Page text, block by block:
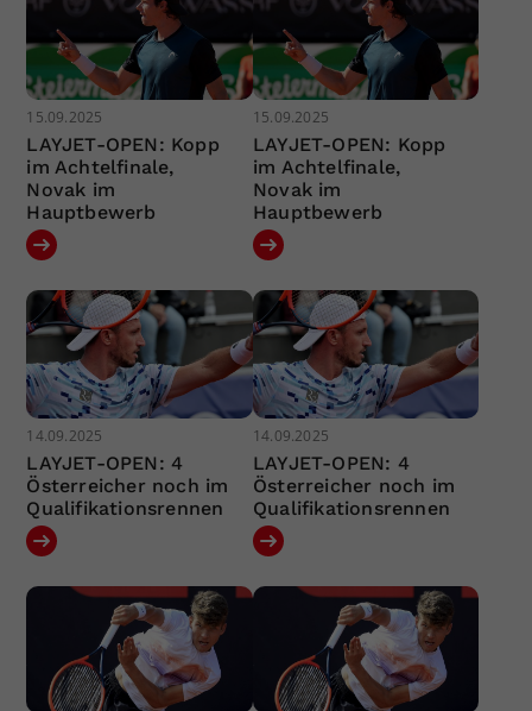
15.09.2025
LAYJET-OPEN: Kopp
im Achtelfinale,
Novak im
Hauptbewerb
15.09.2025
LAYJET-OPEN: Kopp
im Achtelfinale,
Novak im
Hauptbewerb
14.09.2025
LAYJET-OPEN: 4
Österreicher noch im
Qualifikationsrennen
14.09.2025
LAYJET-OPEN: 4
Österreicher noch im
Qualifikationsrennen